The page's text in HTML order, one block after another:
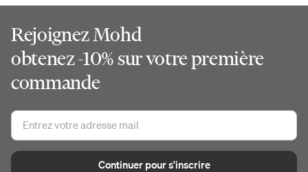
Rejoignez Mohd
obtenez -10% sur votre première
commande
Continuer pour s'inscrire